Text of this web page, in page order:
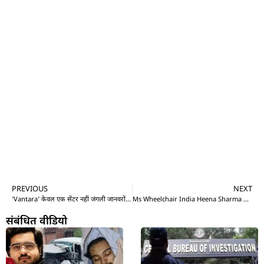
PREVIOUS
‘Vantara’ केवल एक सेंटर नहीं जंगली जानवरों का घर, Anant Ambani ने यूं सपना किया साकार!
NEXT
Ms Wheelchair India Heena Sharma की प्रेरणादायक कहानी, सुनेंगे तो दंग रह जाएंगे
संबंधित वीडियो